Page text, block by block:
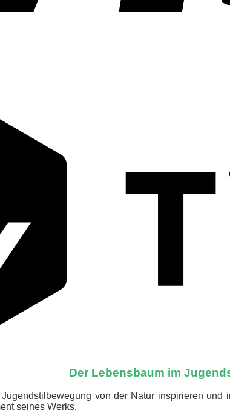
Der Lebensbaum im
von der Natur inspirieren
seines Werks.